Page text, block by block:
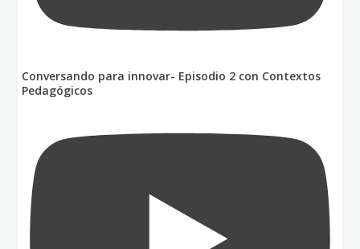
Conversando para innovar- Episodio 2 con Contextos
Pedagógicos